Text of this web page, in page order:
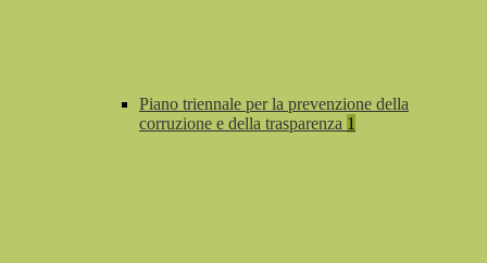
Piano triennale per la prevenzione della
corruzione e della trasparenza 1